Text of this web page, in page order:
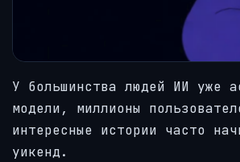
У большинства людей ИИ уже
модели, миллионы
интересные истории часто
уикенд.